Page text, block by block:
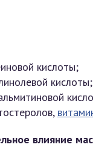
кислоты;
кислоты;
влияние